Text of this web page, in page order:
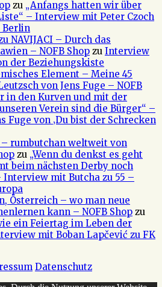
zu „Anfangs hatten wir über
– Interview mit Peter Czoch
Berlin
NAVIJACI – Durch das
– NOFB Shop zu Interview
der Beziehungskiste
Element – Meine 45
von Jens Fuge – NOFB
in den Kurven und mit der
Verein sind die Bürger“ –
Fuge von ‚Du bist der Schrecken
– rumbutchan weltweit von
zu „Wenn du denkst es geht
beim nächsten Derby noch
Interview mit Butcha zu 55 –
Österreich – wo man neue
kann – NOFB Shop zu
ein Feiertag im Leben der
mit Boban Lapčević zu FK
Datenschutz